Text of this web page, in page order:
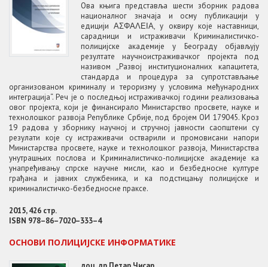
Ова књига представља шести зборник радова
националног значаја и осму публикацији у
едицији ΑΣΦΑΛΕΙΑ, у оквиру које наставници,
сарадници и истраживачи Криминалистичко-
полицијске академије у Београду објављују
резултате научноистраживачког пројекта под
називом „Развој институционалних капацитета,
стандарда и процедура за супротстављање
организованом криминалу и тероризму у условима међународних
интеграцијa“. Реч је о последњој истраживачкој години реализовања
овог пројекта, који је финансирало Министарство просвете, науке и
технолошког развоја Републике Србије, под бројем ОИ 179045. Кроз
19 радова у зборнику научној и стручној јавности саопштени су
резулати које су истраживачи остварили и промовисани напори
Министарства просвете, науке и технолошког развоја, Министарства
унутрашњих послова и Криминалистичко-полицијске академије ка
унапређивању спрске научне мисли, као и безбедносне културе
грађана и јавних службеника, и ка подстицању полицијске и
криминалистичко-безбедносне праксе.
2015, 426 стр.
ISBN 978–86–7020–333–4
ОСНОВИ ПОЛИЦИЈСКЕ ИНФОРМАТИКЕ